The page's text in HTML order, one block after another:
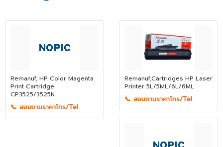
Remanuf, HP Color Magenta
Print Cartridge
CP3525/3525N
📞 สอบถามราคาโทร/Tel
Remanuf,Cartridges HP Laser
Printer 5L/5ML/6L/6ML
📞 สอบถามราคาโทร/Tel